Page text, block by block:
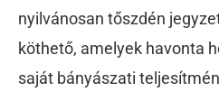
nyilvánosan tőszdén
köthető, amelyek havonta
saját bányászati